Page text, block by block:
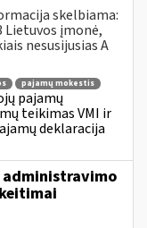
skelbiama:
Lietuvos įmonė,
nesusijusias A
pajamų mokestis
pajamų
teikimas VMI ir
deklaracija
administravimo